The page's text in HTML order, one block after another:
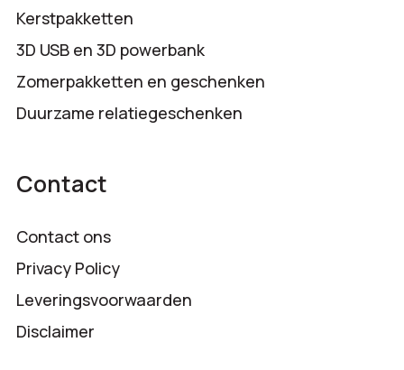
Kerstpakketten
3D USB en 3D powerbank
Zomerpakketten en geschenken
Duurzame relatiegeschenken
Contact
Contact ons
Privacy Policy
Leveringsvoorwaarden
Disclaimer